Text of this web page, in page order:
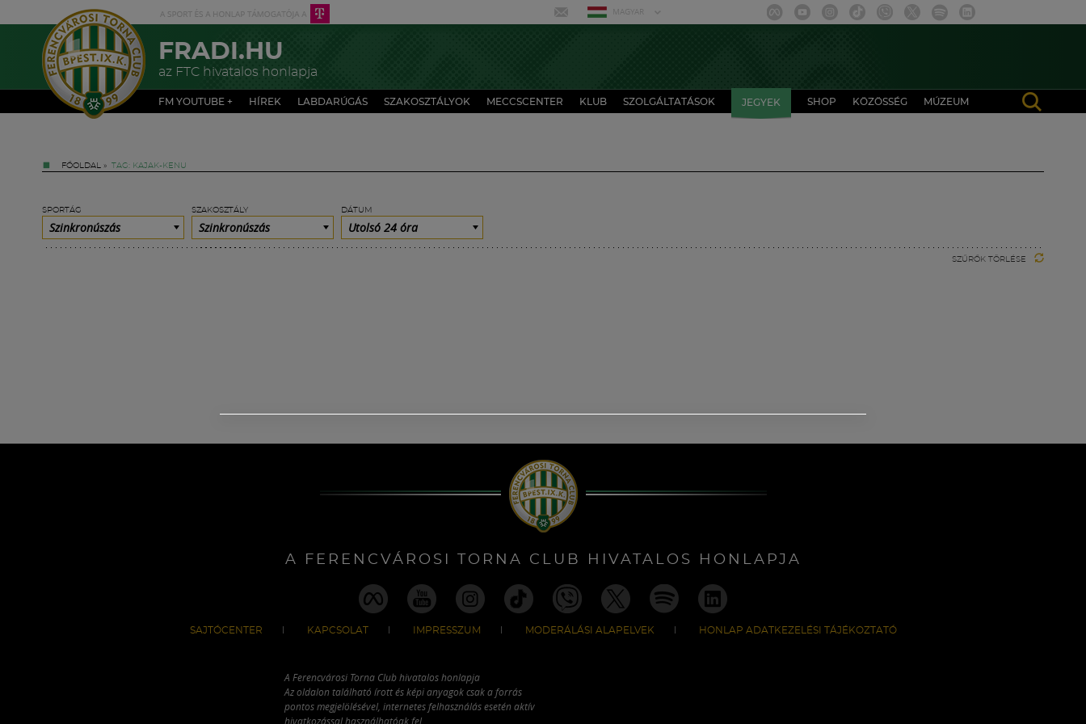
MAGYAR
FRADI.HU
az FTC hivatalos honlapja
FM YOUTUBE + HÍREK LABDARÚGÁS SZAKOSZTÁLYOK MECCSCENTER KLUB SZOLGÁLTATÁSOK JEGYEK SHOP KÖZÖSSÉG MÚZEUM
FŐOLDAL » TAG: KAJAK-KENU
SPORTÁG
Szinkronúszás
SZAKOSZTÁLY
Szinkronúszás
DÁTUM
Utolsó 24 óra
SZŰRŐK TÖRLÉSE
A FERENCVÁROSI TORNA CLUB HIVATALOS HONLAPJA
SAJTÓCENTER KAPCSOLAT IMPRESSZUM MODERÁLÁSI ALAPELVEK HONLAP ADATKEZELÉSI TÁJÉKOZTATÓ
A Ferencvárosi Torna Club hivatalos honlapja
Az oldalon található írott és képi anyagok csak a forrás
pontos megjelölésével, internetes felhasználás esetén aktív
hivatkozással használhatóak fel.